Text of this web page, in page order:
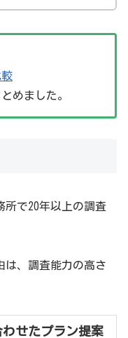
めました。
所で20年以上の調査
は、調査能力の高さ
わせたプラン提案